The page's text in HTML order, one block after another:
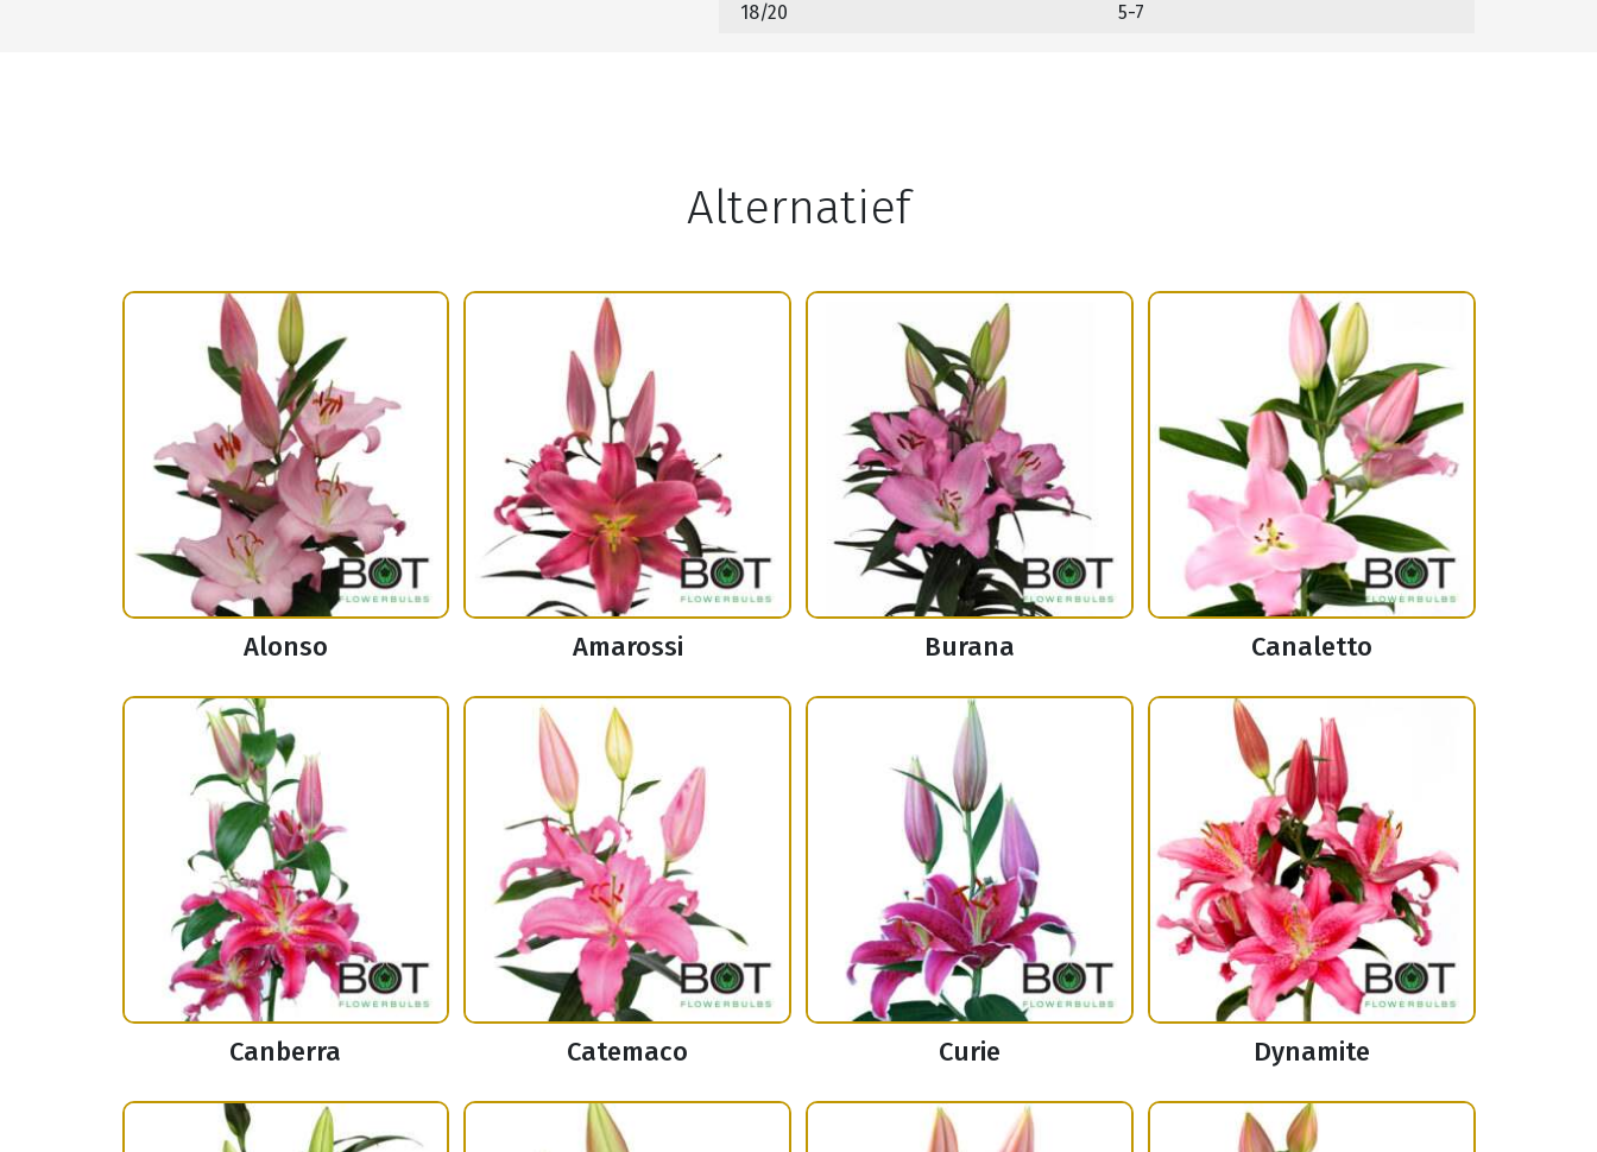
18/20
5-7
Alternatief
Alonso Amarossi Burana Canaletto
Canberra Catemaco Curie Dynamite